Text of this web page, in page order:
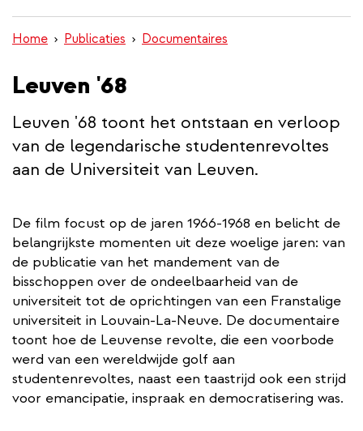
inhoud
gaan
wisselen
Home Publicaties Documentaires
Leuven '68
Leuven '68 toont het ontstaan en verloop
van de legendarische studentenrevoltes
aan de Universiteit van Leuven.
De film focust op de jaren 1966-1968 en belicht de
belangrijkste momenten uit deze woelige jaren: van
de publicatie van het mandement van de
bisschoppen over de ondeelbaarheid van de
universiteit tot de oprichtingen van een Franstalige
universiteit in Louvain-La-Neuve. De documentaire
toont hoe de Leuvense revolte, die een voorbode
werd van een wereldwijde golf aan
studentenrevoltes, naast een taastrijd ook een strijd
voor emancipatie, inspraak en democratisering was.